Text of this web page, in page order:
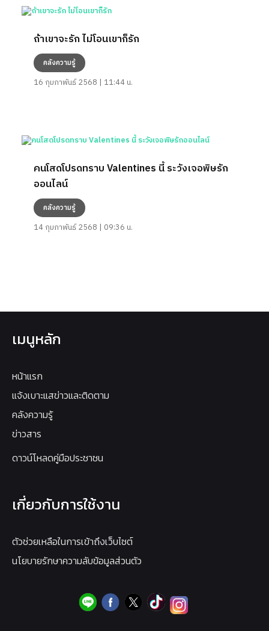
ถ้าเขาจะรัก ไม่โอนเขาก็รัก
คลังความรู้
16 กุมภาพันธ์ 2568 | 11:44 น.
คนโสดโปรดทราบ Valentines นี้ ระวังเจอพิษรัก
ออนไลน์
คลังความรู้
14 กุมภาพันธ์ 2568 | 09:36 น.
เมนูหลัก
หน้าแรก
แจ้งเบาะแสข่าวและติดตาม
คลังความรู้
ข่าวสาร
ดาวน์โหลดคู่มือประชาชน
เกี่ยวกับการใช้งาน
ตัวช่วยเหลือในการเข้าถึงเว็บไซต์
นโยบายรักษาความลับข้อมูลส่วนตัว